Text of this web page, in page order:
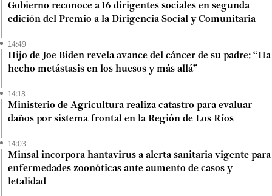
Gobierno reconoce a 16 dirigentes sociales en segunda
edición del Premio a la Dirigencia Social y Comunitaria
14:49
Hijo de Joe Biden revela avance del cáncer de su padre: “Ha
hecho metástasis en los huesos y más allá”
14:18
Ministerio de Agricultura realiza catastro para evaluar
daños por sistema frontal en la Región de Los Ríos
14:03
Minsal incorpora hantavirus a alerta sanitaria vigente para
enfermedades zoonóticas ante aumento de casos y
letalidad